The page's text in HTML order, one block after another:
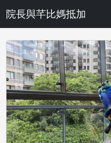
院長與芊比媽抵加